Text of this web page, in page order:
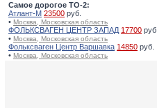
Самое дорогое ТО-2:
Атлант-М 23500 руб.
• Москва, Московская область
ФОЛЬКСВАГЕН ЦЕНТР ЗАПАД 17700 руб.
• Москва, Московская область
Фольксваген Центр Варшавка 14850 руб.
• Москва, Московская область